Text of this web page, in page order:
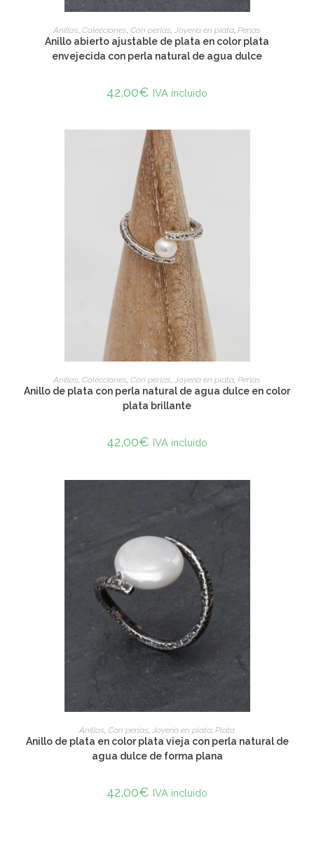
ADD TO CART
Anillos Colecciones Con perlas Joyería en plata Perlas
Anillo abierto ajustable de plata en color plata
envejecida con perla natural de agua dulce
42,00€ IVA incluido
ADD TO CART
Anillos, Colecciones, Con perlas, Joyería en plata, Perlas
Anillo de plata con perla natural de agua dulce en color
plata brillante
42,00€ IVA incluido
ADD TO CART
Anillos Con perlas Joyería en plata Plata
Anillo de plata en color plata vieja con perla natural de
agua dulce de forma plana
42,00€ IVA incluido